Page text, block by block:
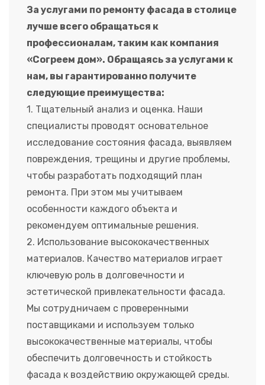
За услугами по ремонту фасада в столице
лучше всего обращаться к
профессионалам, таким как компания
«Согреем дом». Обращаясь за услугами к
нам, вы гарантированно получите
следующие преимущества:
1. Тщательный анализ и оценка. Наши
специалисты проводят основательное
исследование состояния фасада, выявляем
повреждения, трещины и другие проблемы,
чтобы разработать подходящий план
ремонта. При этом мы учитываем
особенности каждого объекта и
рекомендуем оптимальные решения.
2. Использование высококачественных
материалов. Качество материалов играет
ключевую роль в долговечности и
эстетической привлекательности фасада.
Мы сотрудничаем с проверенными
поставщиками и используем только
высококачественные материалы, чтобы
обеспечить долговечность и стойкость
фасада к воздействию окружающей среды.